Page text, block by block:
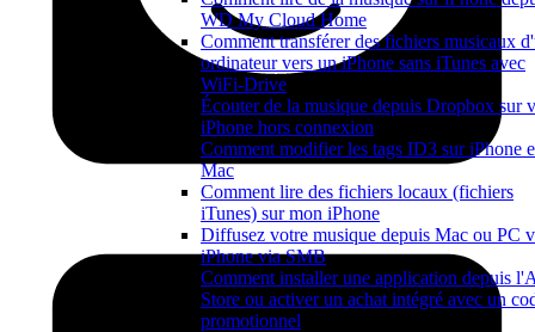
WD My Cloud Home
Comment transférer des fichiers musicaux
ordinateur vers un iPhone sans iTunes avec
WiFi-Drive
Écouter de la musique depuis Dropbox sur
iPhone hors connexion
Comment modifier les tags ID3 sur iPhone
Mac
Comment lire des fichiers locaux (fichiers
iTunes) sur mon iPhone
Diffusez votre musique depuis Mac ou PC
iPhone via SMB
Comment installer une application depuis
Store ou activer un achat intégré avec un
promotionnel